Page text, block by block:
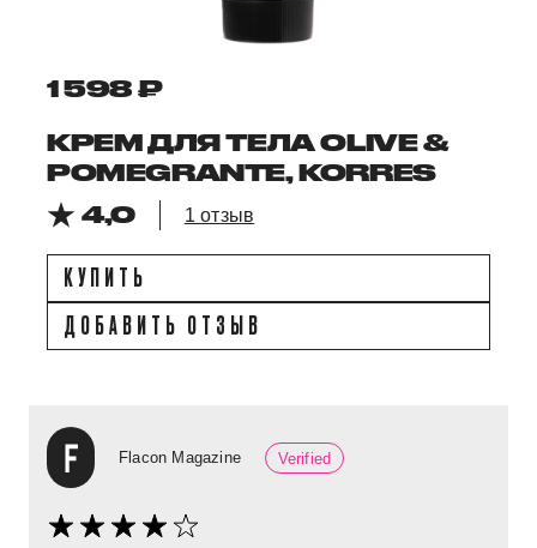
1 598 ₽
КРЕМ ДЛЯ ТЕЛА OLIVE &
POMEGRANTE, KORRES
4,0
1 отзыв
КУПИТЬ
ДОБАВИТЬ ОТЗЫВ
Flacon Magazine Verified